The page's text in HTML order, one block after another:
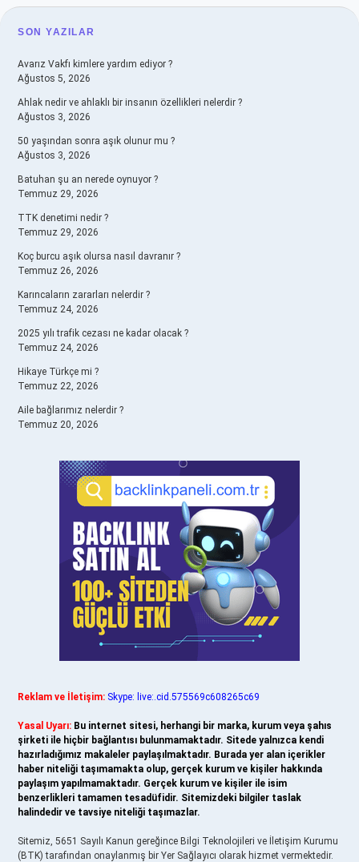
SIDEBAR
SON YAZILAR
Avarız Vakfı kimlere yardım ediyor ?
Ağustos 5, 2026
Ahlak nedir ve ahlaklı bir insanın özellikleri nelerdir ?
Ağustos 3, 2026
50 yaşından sonra aşık olunur mu ?
Ağustos 3, 2026
Batuhan şu an nerede oynuyor ?
Temmuz 29, 2026
TTK denetimi nedir ?
Temmuz 29, 2026
Koç burcu aşık olursa nasıl davranır ?
Temmuz 26, 2026
Karıncaların zararları nelerdir ?
Temmuz 24, 2026
2025 yılı trafik cezası ne kadar olacak ?
Temmuz 24, 2026
Hikaye Türkçe mi ?
Temmuz 22, 2026
Aile bağlarımız nelerdir ?
Temmuz 20, 2026
Reklam ve İletişim: Skype: live:.cid.575569c608265c69
Yasal Uyarı: Bu internet sitesi, herhangi bir marka, kurum veya şahıs
şirketi ile hiçbir bağlantısı bulunmamaktadır. Sitede yalnızca kendi
hazırladığımız makaleler paylaşılmaktadır. Burada yer alan içerikler
haber niteliği taşımamakta olup, gerçek kurum ve kişiler hakkında
paylaşım yapılmamaktadır. Gerçek kurum ve kişiler ile isim
benzerlikleri tamamen tesadüfidir. Sitemizdeki bilgiler taslak
halindedir ve tavsiye niteliği taşımazlar.
Sitemiz, 5651 Sayılı Kanun gereğince Bilgi Teknolojileri ve İletişim Kurumu
(BTK) tarafından onaylanmış bir Yer Sağlayıcı olarak hizmet vermektedir.